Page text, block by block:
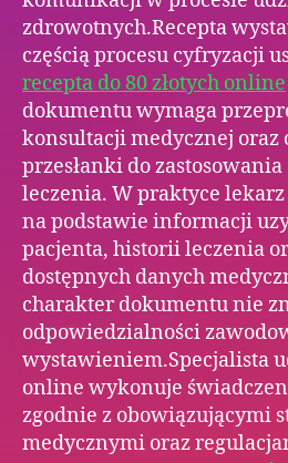
zdrowotnych.Recepta
częścią procesu cyfryzacji
recepta do 80 złotych online
dokumentu wymaga
konsultacji medycznej oraz
przesłanki do
leczenia. W praktyce
na podstawie informacji
pacjenta, historii leczenia
dostępnych danych
charakter dokumentu nie
odpowiedzialności
wystawieniem.Specjalista
online wykonuje
zgodnie z obowiązującymi
medycznymi oraz